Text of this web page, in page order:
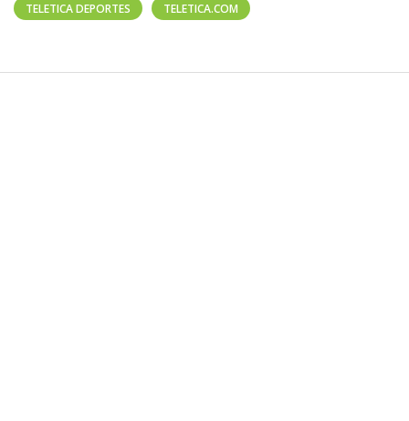
TELETICA DEPORTES TELETICA.COM